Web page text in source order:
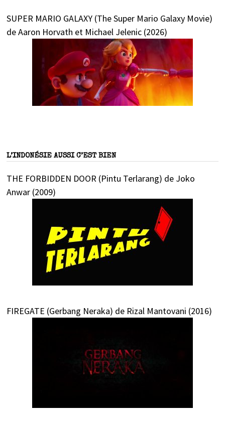
SUPER MARIO GALAXY (The Super Mario Galaxy Movie)
de Aaron Horvath et Michael Jelenic (2026)
L’INDONÉSIE AUSSI C’EST BIEN
THE FORBIDDEN DOOR (Pintu Terlarang) de Joko
Anwar (2009)
FIREGATE (Gerbang Neraka) de Rizal Mantovani (2016)